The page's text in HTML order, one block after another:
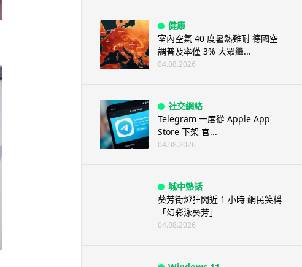
健康
室內空氣 40 度暑熱難耐 德國空
調普及率僅 3% 大眾繼...
04.08.2026
社交網絡
Telegram 一度從 Apple App
Store 下架 官...
04.08.2026
城中熱話
葵芳街燈狂閃近 1 小時 網民笑稱
「幻彩泳葵芳」
04.08.2026